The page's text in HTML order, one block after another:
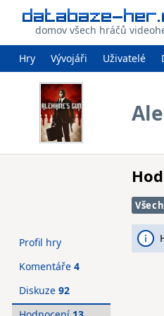
domov všech hráčů
Hry Vývojáři Uživatelé
Profil hry
Komentáře 4
Diskuze 92